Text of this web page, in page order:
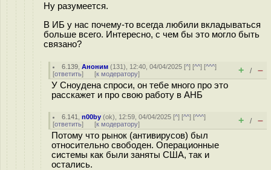
Ну разумеется.
В ИБ у нас почему-то всегда любили вкладываться
больше всего. Интересно, с чем бы это могло быть
связано?
6.139 ,Аноним (131), 12:40, 04/04/2025 [^] [^^] [^^^]
[ответить] [к модератору] + / –
У Сноудена спроси, он тебе много про это
расскажет и про свою работу в АНБ
6.141 ,n00by (ok), 12:59, 04/04/2025 [^] [^^] [^^^]
[ответить] [к модератору] + / –
Потому что рынок (антивирусов) был
относительно свободен. Операционные
системы как были заняты США, так и
остались.